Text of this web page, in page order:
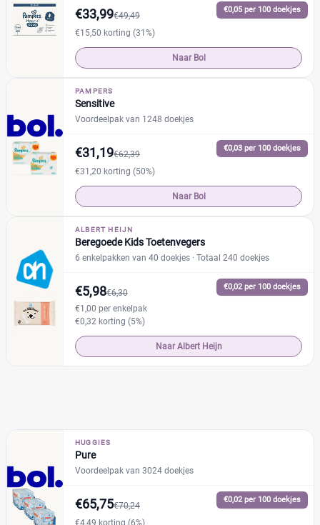
€0,05 per 100 doekjes
€33,99€49,49
€15,50 korting (31%)
Naar Bol
PAMPERS
Sensitive
Voordeelpak van 1248 doekjes
€0,03 per 100 doekjes
€31,19€62,39
€31,20 korting (50%)
Naar Bol
ALBERT HEIJN
Beregoede Kids Toetenvegers
6 enkelpakken van 40 doekjes · Totaal 240 doekjes
€0,02 per 100 doekjes
€5,98€6,30
€1,00 per enkelpak
€0,32 korting (5%)
Naar Albert Heijn
HUGGIES
Pure
Voordeelpak van 3024 doekjes
€0,02 per 100 doekjes
€65,75€70,24
€4,49 korting (6%)